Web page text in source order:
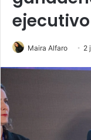
ejecutivo
Maira Alfaro 2